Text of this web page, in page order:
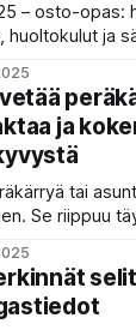
– osto-opas:
ja
ja
tai
Se riippuu
faktat ja